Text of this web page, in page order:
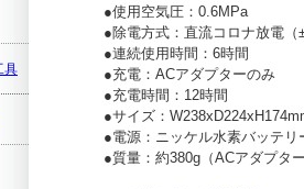
●使用空気圧：0.6MPa
●除電方式：直流コロナ放電（
●連続使用時間：6時間
●充電：ACアダプターのみ
●充電時間：12時間
●サイズ：
●電源：ニッケル水素バッテリ
●質量：約380g（ACアダプタ
具